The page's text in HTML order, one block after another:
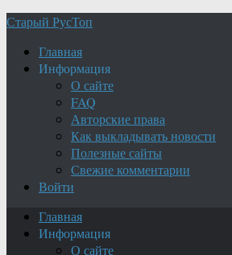
Старый РусТоп
Главная
Информация
О сайте
FAQ
Авторские права
Как выкладывать новости
Полезные сайты
Свежие комментарии
Войти
Главная
Информация
О сайте